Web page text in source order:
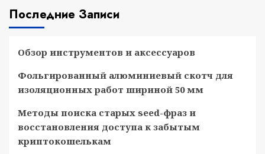
Последние Записи
Обзор инструментов и аксессуаров
Фольгированный алюминиевый скотч для
изоляционных работ шириной 50 мм
Методы поиска старых seed-фраз и
восстановления доступа к забытым
криптокошелькам